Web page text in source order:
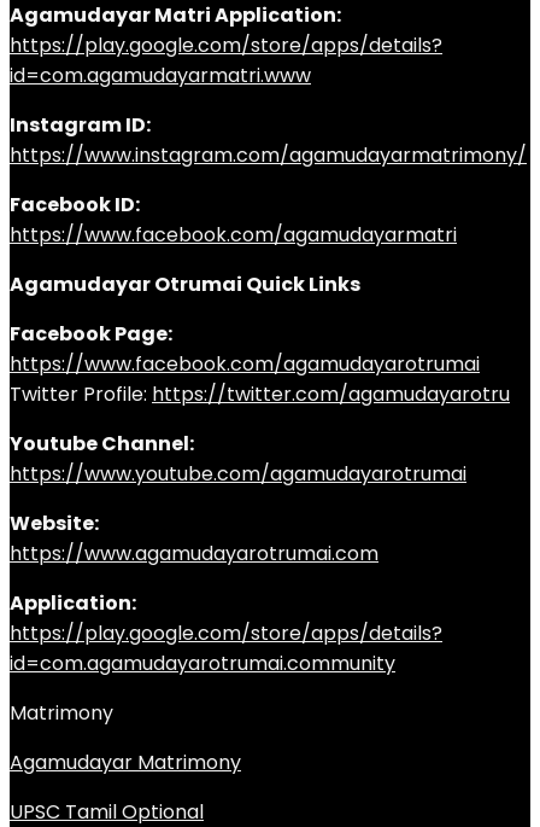
Agamudayar Matri Application:
https://play.google.com/store/apps/details?
id=com.agamudayarmatri.www
Instagram ID:
https://www.instagram.com/agamudayarmatrimony/
Facebook ID:
https://www.facebook.com/agamudayarmatri
Agamudayar Otrumai Quick Links
Facebook Page:
https://www.facebook.com/agamudayarotrumai
Twitter Profile: https://twitter.com/agamudayarotru
Youtube Channel:
https://www.youtube.com/agamudayarotrumai
Website:
https://www.agamudayarotrumai.com
Application:
https://play.google.com/store/apps/details?
id=com.agamudayarotrumai.community
Matrimony
Agamudayar Matrimony
UPSC Tamil Optional